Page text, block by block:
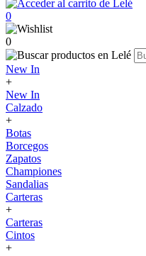
0
0
New In
+
New In
Calzado
+
Botas
Borcegos
Zapatos
Championes
Sandalias
Carteras
+
Carteras
Cintos
+